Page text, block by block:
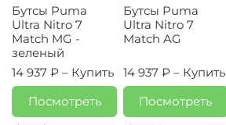
Бутсы Puma
Ultra Nitro 7
Match MG -
зеленый
14 937 ₽ – Купить
Посмотреть
Бутсы Puma
Ultra Nitro 7
Match AG
14 937 ₽ – Купить
Посмотреть